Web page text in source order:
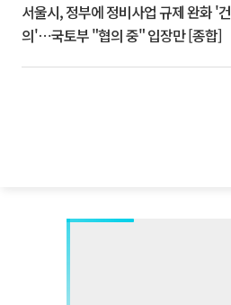
서울시, 정부에 정비사업 규제 완화 '건
의'⋯국토부 "협의 중" 입장만 [종합]